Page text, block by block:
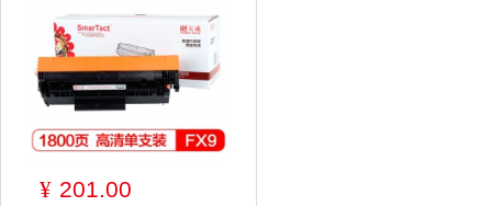
¥ 201.00